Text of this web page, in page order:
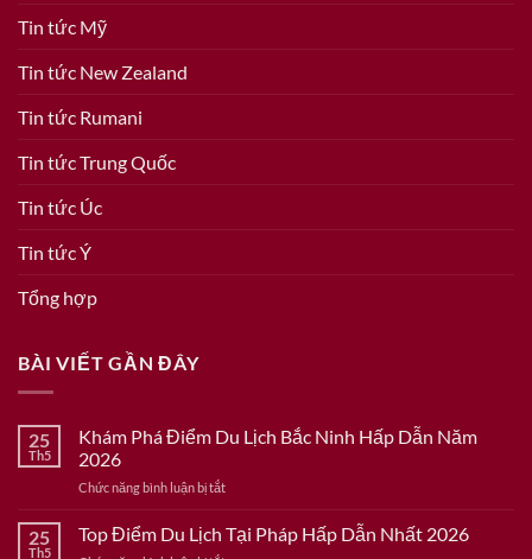
Tin tức Mỹ
Tin tức New Zealand
Tin tức Rumani
Tin tức Trung Quốc
Tin tức Úc
Tin tức Ý
Tổng hợp
BÀI VIẾT GẦN ĐÂY
25
Th5
Khám Phá Điểm Du Lịch Bắc Ninh Hấp Dẫn Năm
2026
Chức năng bình luận bị tắtở
Phá
Điểm
25
Th5
Top Điểm Du Lịch Tại Pháp Hấp Dẫn Nhất 2026